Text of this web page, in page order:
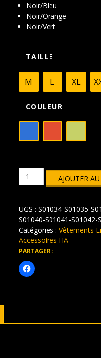
Noir/Bleu
Noir/Orange
Noir/Vert
TAILLE
M L XL
COULEUR
quantité
à
capuche
AJOUTER
UGS : S01034-S01035-
S01040-S01041-S01042-
Catégories : Vêtements
Accessoires HA
PARTAGER :